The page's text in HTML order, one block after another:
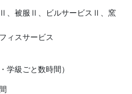
被服Ⅱ、ビルサービスⅡ、窯
スサービス
学級ごと数時間）